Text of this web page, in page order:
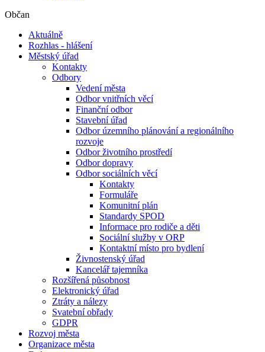
Občan
Aktuálně
Rozhlas - hlášení
Městský úřad
Kontakty
Odbory
Vedení města
Odbor vnitřních věcí
Finanční odbor
Stavební úřad
Odbor územního plánování a regionálního
rozvoje
Odbor životního prostředí
Odbor dopravy
Odbor sociálních věcí
Kontakty
Formuláře
Komunitní plán
Standardy SPOD
Informace pro rodiče a děti
Sociální služby v ORP
Kontaktní místo pro bydlení
Živnostenský úřad
Kancelář tajemníka
Rozšířená působnost
Elektronický úřad
Ztráty a nálezy
Svatební obřady
GDPR
Rozvoj města
Organizace města